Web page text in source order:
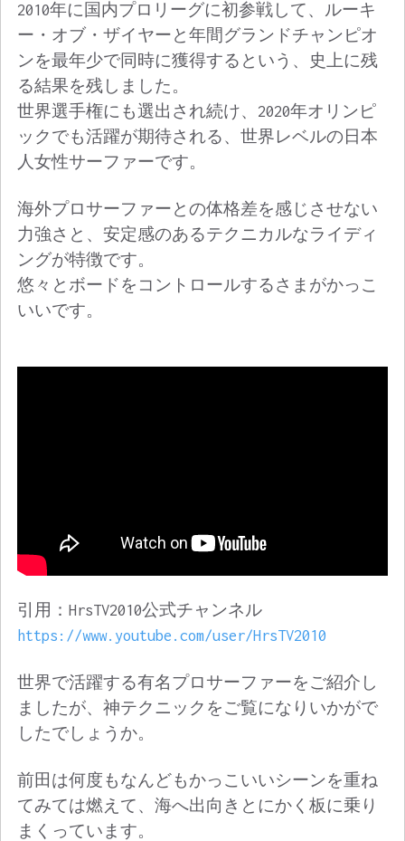
2010年に国内プロリーグに初参戦して、ルーキ
ー・オブ・ザイヤーと年間グランドチャンピオ
ンを最年少で同時に獲得するという、史上に残
る結果を残しました。
世界選手権にも選出され続け、2020年オリンピ
ックでも活躍が期待される、世界レベルの日本
人女性サーファーです。
海外プロサーファーとの体格差を感じさせない
力強さと、安定感のあるテクニカルなライディ
ングが特徴です。
悠々とボードをコントロールするさまがかっこ
いいです。
引用：HrsTV2010公式チャンネル
https://www.youtube.com/user/HrsTV2010
世界で活躍する有名プロサーファーをご紹介し
ましたが、神テクニックをご覧になりいかがで
したでしょうか。
前田は何度もなんどもかっこいいシーンを重ね
てみては燃えて、海へ出向きとにかく板に乗り
まくっています。